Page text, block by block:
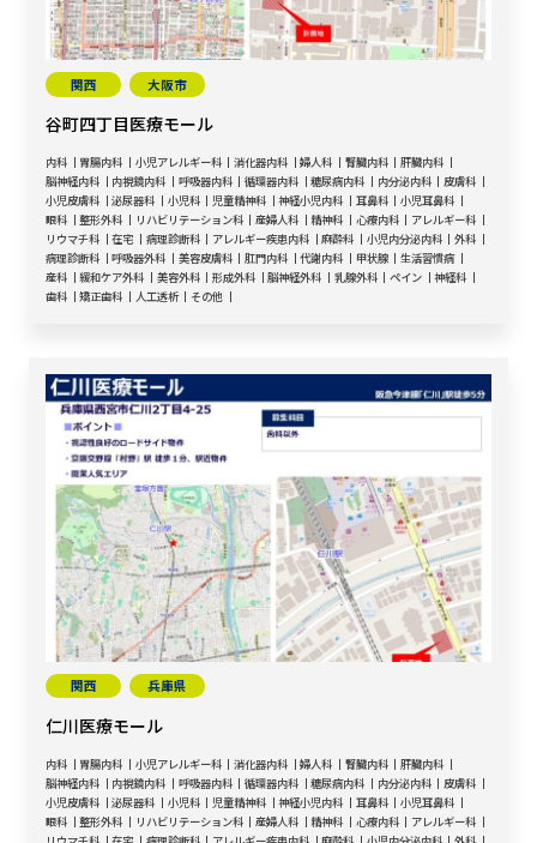
関西 大阪市
谷町四丁目医療モール
内科 胃腸内科 小児アレルギー科 消化器内科 婦人科 腎臓内科
肝臓内科
脳神経内科
内視鏡内科 呼吸器内科 循環器内科 糖尿病内科 内分泌内科
皮膚科
小児皮膚科
泌尿器科 小児科 児童精神科 神経小児内科 耳鼻科
小児耳鼻科
眼科
整形外科 リハビリテーション科 産婦人科 精神科 心療内科
アレルギー科
リウマチ科
在宅 病理診断科 アレルギー疾患内科 麻酔科 小児内分泌内科
外科
病理診断科
呼吸器外科 美容皮膚科 肛門内科 代謝内科 甲状腺
生活習慣病
産科
緩和ケア外科 美容外科 形成外科 脳神経外科 乳腺外科 ペイン
神経科
歯科
矯正歯科 人工透析 その他
関西 兵庫県
仁川医療モール
内科 胃腸内科 小児アレルギー科 消化器内科 婦人科 腎臓内科
肝臓内科
脳神経内科
内視鏡内科 呼吸器内科 循環器内科 糖尿病内科 内分泌内科
皮膚科
小児皮膚科
泌尿器科 小児科 児童精神科 神経小児内科 耳鼻科
小児耳鼻科
眼科
整形外科 リハビリテーション科 産婦人科 精神科 心療内科
アレルギー科